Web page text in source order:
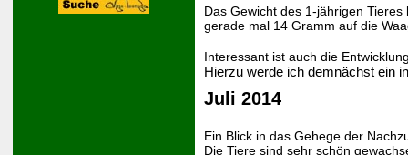
Das Gewicht des 1-jährigen
gerade mal 14 Gramm auf die
Interessant ist auch die
Hierzu werde ich demnächst ein
Juli 2014
Ein Blick in das Gehege der
Die Tiere sind sehr schön